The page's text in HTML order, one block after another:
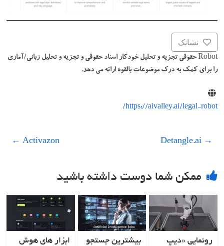
نشانک
Robot حقوقی تجزیه و تحلیل خودکار اسناد حقوقی و تجزیه و تحلیل زبانی/آماری
را برای کمک به درک موضوعات بالقوه ارائه می دهد.
https://aivalley.ai/legal-robot/
→
Detangle.ai
Activazon
←
ممکن شما دوست داشته باشید
رونمایی «دیپ
بیشترین جستجو
ابزار های هوش